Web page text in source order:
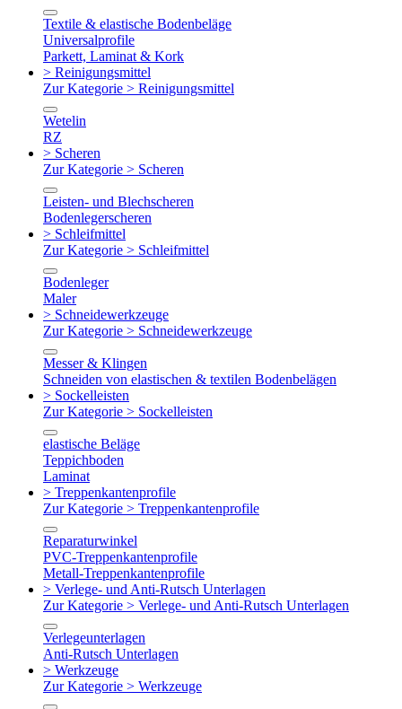
Textile & elastische Bodenbeläge
Universalprofile
Parkett, Laminat & Kork
> Reinigungsmittel
Zur Kategorie > Reinigungsmittel
Wetelin
RZ
> Scheren
Zur Kategorie > Scheren
Leisten- und Blechscheren
Bodenlegerscheren
> Schleifmittel
Zur Kategorie > Schleifmittel
Bodenleger
Maler
> Schneidewerkzeuge
Zur Kategorie > Schneidewerkzeuge
Messer & Klingen
Schneiden von elastischen & textilen Bodenbelägen
> Sockelleisten
Zur Kategorie > Sockelleisten
elastische Beläge
Teppichboden
Laminat
> Treppenkantenprofile
Zur Kategorie > Treppenkantenprofile
Reparaturwinkel
PVC-Treppenkantenprofile
Metall-Treppenkantenprofile
> Verlege- und Anti-Rutsch Unterlagen
Zur Kategorie > Verlege- und Anti-Rutsch Unterlagen
Verlegeunterlagen
Anti-Rutsch Unterlagen
> Werkzeuge
Zur Kategorie > Werkzeuge